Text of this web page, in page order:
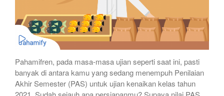
Pahamifren, pada masa-masa ujian seperti saat ini, pasti
banyak di antara kamu yang sedang menempuh Penilaian
Akhir Semester (PAS) untuk ujian kenaikan kelas tahun